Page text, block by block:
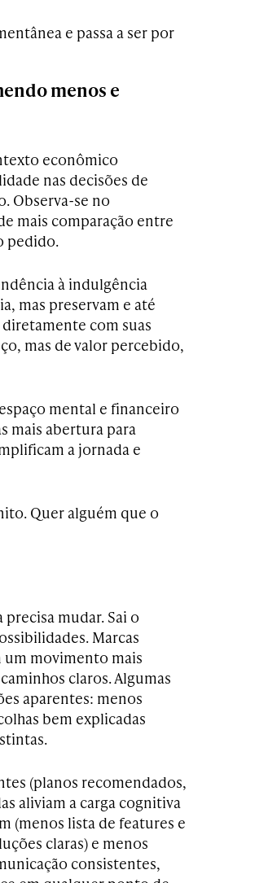
e passa a ser por
menos e
econômico
nas decisões de
Observa-se no
mais comparação entre
pedido.
à indulgência
mas preservam e até
com suas
mas de valor percebido,
mental e financeiro
mais abertura para
a jornada e
Quer alguém que o
mudar. Sai o
Marcas
um movimento mais
claros. Algumas
aparentes: menos
bem explicadas
(planos recomendados,
aliviam a carga cognitiva
(menos lista de features e
claras) e menos
consistentes,